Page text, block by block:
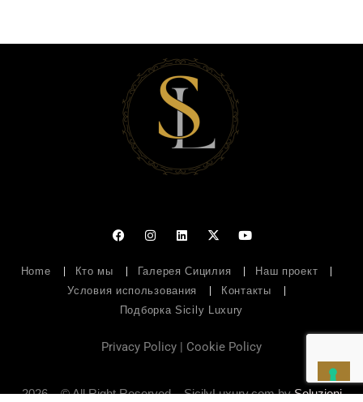
Home Кто мы Галерея Сицилия
Наш проект
Условия использования
Контакты
Подборка Sicily Luxury
Privacy Policy | Cookie Policy
2026 – © All Right Reserved – SicilyLuxury.com bySoluzioni